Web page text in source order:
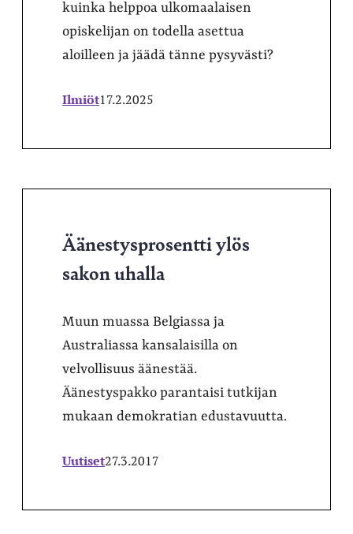
kuinka helppoa ulkomaalaisen
opiskelijan on todella asettua
aloilleen ja jäädä tänne pysyvästi?
Ilmiöt17.2.2025
Äänestysprosentti ylös
sakon uhalla
Muun muassa Belgiassa ja
Australiassa kansalaisilla on
velvollisuus äänestää.
Äänestyspakko parantaisi tutkijan
mukaan demokratian edustavuutta.
Uutiset27.3.2017